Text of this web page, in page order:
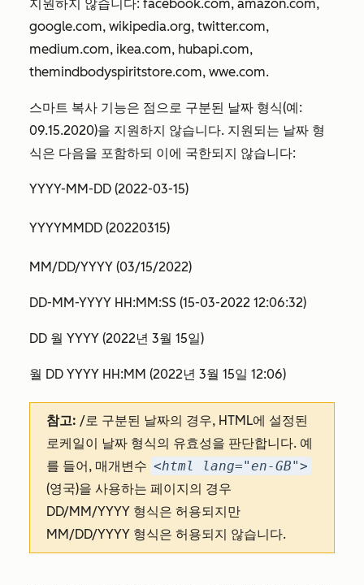
지원하지 않습니다: facebook.com, amazon.com,
google.com, wikipedia.org, twitter.com,
medium.com, ikea.com, hubapi.com,
themindbodyspiritstore.com, wwe.com.
스마트 복사 기능은 점으로 구분된 날짜 형식(예:
09.15.2020)을 지원하지 않습니다. 지원되는 날짜 형
식은 다음을 포함하되 이에 국한되지 않습니다:
YYYY-MM-DD (2022-03-15)
YYYYMMDD (20220315)
MM/DD/YYYY (03/15/2022)
DD-MM-YYYY HH:MM:SS (15-03-2022 12:06:32)
DD 월 YYYY (2022년 3월 15일)
월 DD YYYY HH:MM (2022년 3월 15일 12:06)
참고: /로 구분된 날짜의 경우, HTML에 설정된
로케일이 날짜 형식의 유효성을 판단합니다. 예
를 들어, 매개변수 <html lang="en-GB">
(영국)을 사용하는 페이지의 경우
DD/MM/YYYY 형식은 허용되지만
MM/DD/YYYY 형식은 허용되지 않습니다.